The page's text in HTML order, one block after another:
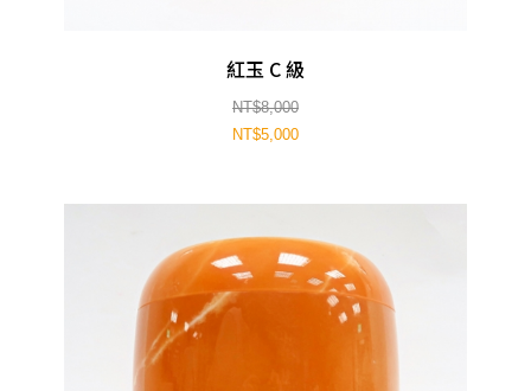
紅玉 C 級
NT$8,000
NT$5,000